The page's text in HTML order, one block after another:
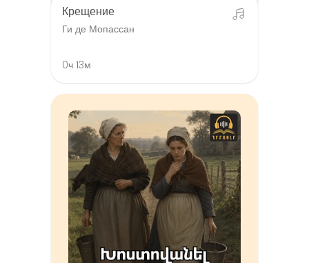
Крещение
Ги де Мопассан
0ч 13м